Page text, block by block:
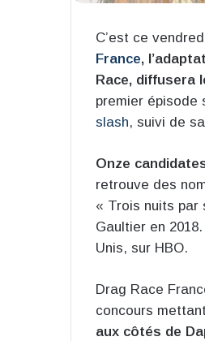
C’est ce
France,
Race, diffusera
premier épisode
slash, suivi de
Onze
retrouve des
« Trois nuits par
Gaultier en
Unis, sur HBO.
Drag Race
concours
aux côtés de